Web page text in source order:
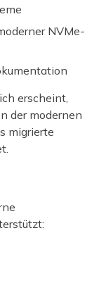
NVMe-
erscheint,
der modernen
migrierte